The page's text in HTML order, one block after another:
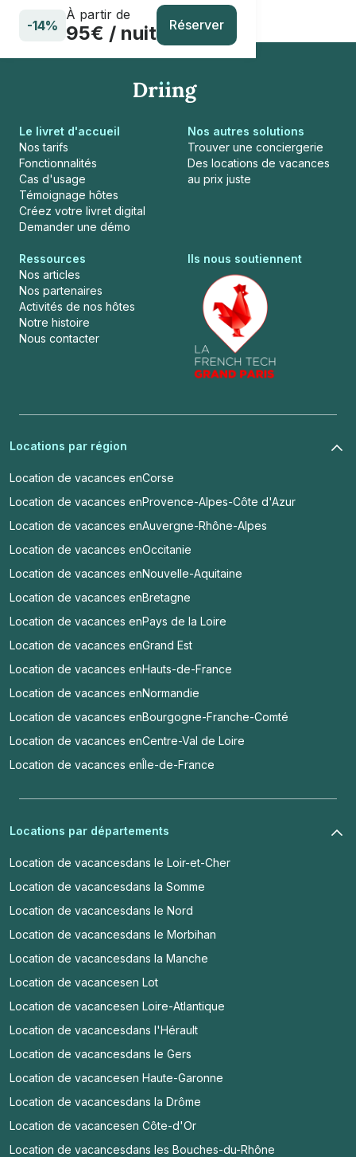
-14%
À partir de
95€ / nuit Réserver
Le livret d'accueil
Nos tarifs
Fonctionnalités
Cas d'usage
Témoignage hôtes
Créez votre livret digital
Demander une démo
Nos autres solutions
Trouver une conciergerie
Des locations de vacances
au prix juste
Ressources
Nos articles
Nos partenaires
Activités de nos hôtes
Notre histoire
Nous contacter
Ils nous soutiennent
Locations par région
Location de vacances enCorse
Location de vacances enProvence-Alpes-Côte d'Azur
Location de vacances enAuvergne-Rhône-Alpes
Location de vacances enOccitanie
Location de vacances enNouvelle-Aquitaine
Location de vacances enBretagne
Location de vacances enPays de la Loire
Location de vacances enGrand Est
Location de vacances enHauts-de-France
Location de vacances enNormandie
Location de vacances enBourgogne-Franche-Comté
Location de vacances enCentre-Val de Loire
Location de vacances enÎle-de-France
Locations par départements
Location de vacancesdans le Loir-et-Cher
Location de vacancesdans la Somme
Location de vacancesdans le Nord
Location de vacancesdans le Morbihan
Location de vacancesdans la Manche
Location de vacancesen Lot
Location de vacancesen Loire-Atlantique
Location de vacancesdans l'Hérault
Location de vacancesdans le Gers
Location de vacancesen Haute-Garonne
Location de vacancesdans la Drôme
Location de vacancesen Côte-d'Or
Location de vacancesdans les Bouches-du-Rhône